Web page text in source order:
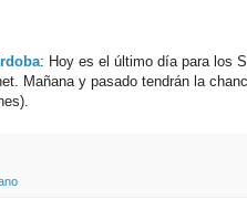
: Hoy es el último día para los
Mañana y pasado tendrán la